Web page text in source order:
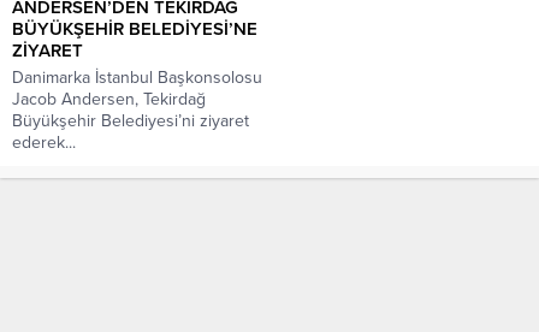
ANDERSEN’DEN TEKİRDAĞ
BÜYÜKŞEHİR BELEDİYESİ’NE
ZİYARET
Danimarka İstanbul Başkonsolosu
Jacob Andersen, Tekirdağ
Büyükşehir Belediyesi’ni ziyaret
ederek...